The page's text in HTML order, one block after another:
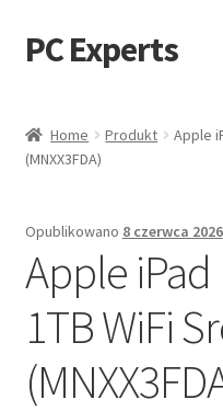
Przejdź
do
Przejdź
do
PC Experts
Blog
Home Produkt
Apple
(MNXX3FDA)
Opublikowano 8 czerwca 2026
Apple iPad
1TB WiFi